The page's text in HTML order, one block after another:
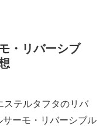
・リバーシブ
ステルタフタのリバ
ーモ・リバーシブル